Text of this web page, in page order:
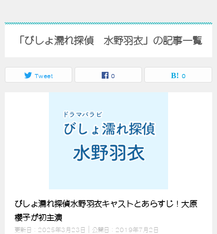
「びしょ濡れ探偵 水野羽衣」の記事一覧
Tweet 0 0
びしょ濡れ探偵水野羽衣キャストとあらすじ！大原
櫻子が初主演
更新日： 2025年3月23日 公開日： 2019年7月2日